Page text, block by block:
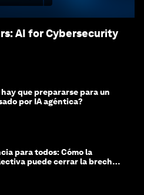
AI for Cybersecurity
hay que prepararse para un
por IA agéntica?
para todos: Cómo la
puede cerrar la brecha